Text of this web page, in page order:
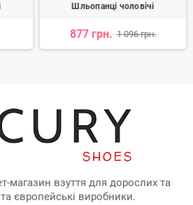
Шльопанці чоловічі
877 грн. 1 096 грн.
магазин взуття для дорослих та
та європейські виробники.